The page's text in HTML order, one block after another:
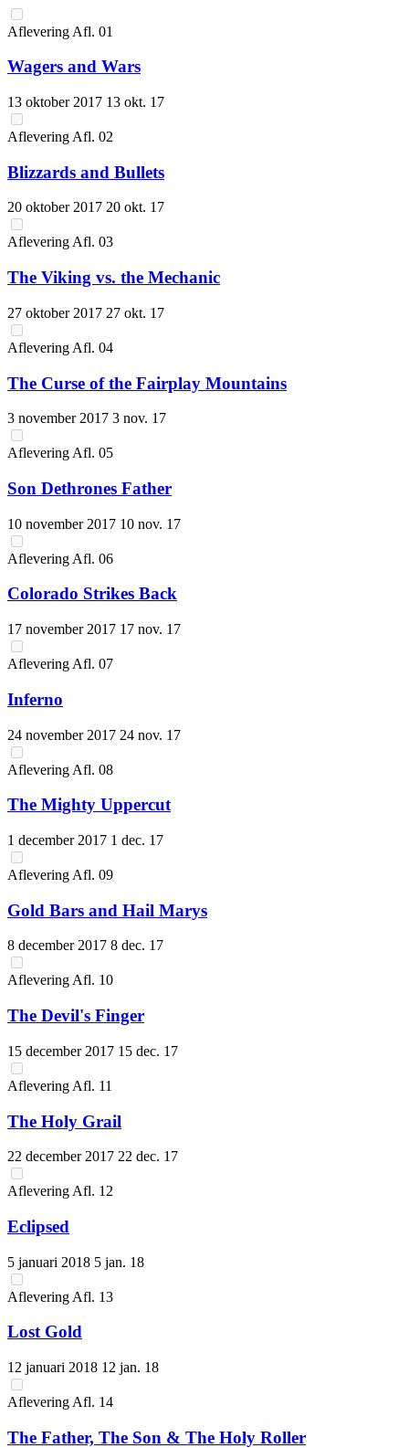
Aflevering Afl. 01
Wagers and Wars
13 oktober 2017 13 okt. 17
Aflevering Afl. 02
Blizzards and Bullets
20 oktober 2017 20 okt. 17
Aflevering Afl. 03
The Viking vs. the Mechanic
27 oktober 2017 27 okt. 17
Aflevering Afl. 04
The Curse of the Fairplay Mountains
3 november 2017 3 nov. 17
Aflevering Afl. 05
Son Dethrones Father
10 november 2017 10 nov. 17
Aflevering Afl. 06
Colorado Strikes Back
17 november 2017 17 nov. 17
Aflevering Afl. 07
Inferno
24 november 2017 24 nov. 17
Aflevering Afl. 08
The Mighty Uppercut
1 december 2017 1 dec. 17
Aflevering Afl. 09
Gold Bars and Hail Marys
8 december 2017 8 dec. 17
AfleveringAfl. 10
The Devil's Finger
15 december 2017 15 dec. 17
Aflevering Afl. 11
The Holy Grail
22 december 2017 22 dec. 17
Aflevering Afl. 12
Eclipsed
5 januari 2018 5 jan. 18
Aflevering Afl. 13
Lost Gold
12 januari 2018 12 jan. 18
Aflevering Afl. 14
The Father, The Son & The Holy Roller